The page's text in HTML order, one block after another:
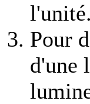
l'unité.
Pour
d'une